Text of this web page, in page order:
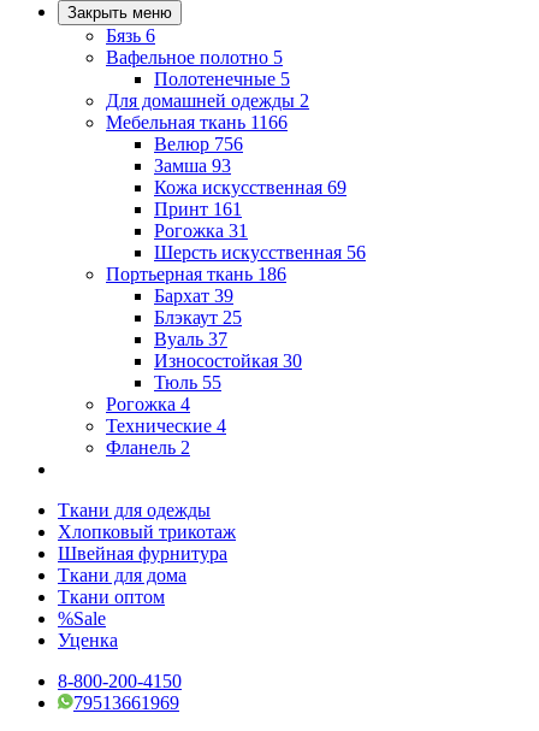
Закрыть меню
Бязь 6
Вафельное полотно 5
Полотенечные 5
Для домашней одежды 2
Мебельная ткань 1166
Велюр 756
Замша 93
Кожа искусственная 69
Принт 161
Рогожка 31
Шерсть искусственная 56
Портьерная ткань 186
Бархат 39
Блэкаут 25
Вуаль 37
Износостойкая 30
Тюль 55
Рогожка 4
Технические 4
Фланель 2
Ткани для одежды
Хлопковый трикотаж
Швейная фурнитура
Ткани для дома
Ткани оптом
%Sale
Уценка
8-800-200-4150
79513661969